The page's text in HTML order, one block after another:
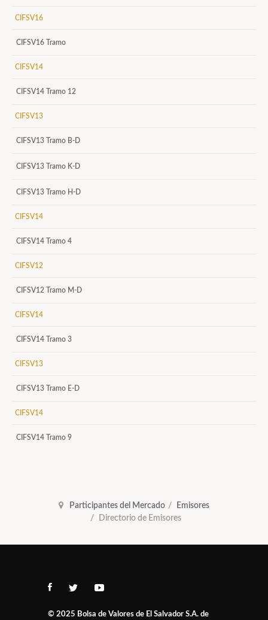
CIFSV16
CIFSV16 Tramo
CIFSV14
CIFSV14 Tramo 12
CIFSV13
CIFSV13 Tramo B-D
CIFSV13 Tramo K-D
CIFSV13 Tramo H-D
CIFSV14
CIFSV14 Tramo 4
CIFSV12
CIFSV12 Tramo M-D
CIFSV14
CIFSV14 Tramo 3
CIFSV13
CIFSV13 Tramo E-D
CIFSV14
CIFSV14 Tramo 9
Participantes del Mercado
Emisores
Directorio de Emisores
© 2025 Bolsa de Valores de El Salvador S.A. de